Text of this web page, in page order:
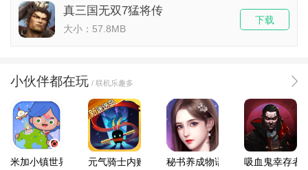
真三国无双7猛将传
大小：57.8MB
下载
小伙伴都在玩 / 联机乐趣多
米加小镇世界2025官方版元气骑士内购破解版秘书养成物语 吸血鬼幸存者